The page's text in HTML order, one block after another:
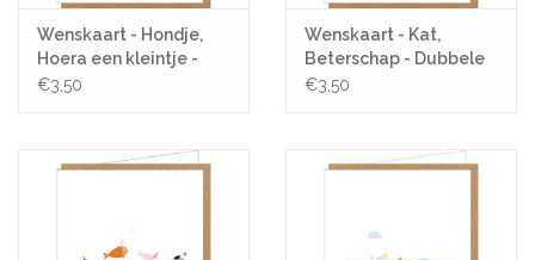
Wenskaart - Hondje,
Hoera een kleintje -
Dubbele kaart +
€3,50
Wenskaart - Kat,
Beterschap - Dubbele
kaart + Envelop
€3,50